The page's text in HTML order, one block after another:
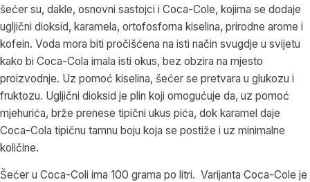
šećer su, dakle, osnovni sastojci i Coca-Cole, kojima se dodaje
ugljični dioksid, karamela, ortofosforna kiselina, prirodne arome i
kofein. Voda mora biti pročišćena na isti način svugdje u svijetu
kako bi Coca-Cola imala isti okus, bez obzira na mjesto
proizvodnje. Uz pomoć kiselina, šećer se pretvara u glukozu i
fruktozu. Ugljični dioksid je plin koji omogućuje da, uz pomoć
mjehurića, brže prenese tipični ukus pića, dok karamel daje
Coca-Cola tipičnu tamnu boju koja se postiže i uz minimalne
količine.
Šećer u Coca-Coli ima 100 grama po litri. Varijanta Coca-Cole je